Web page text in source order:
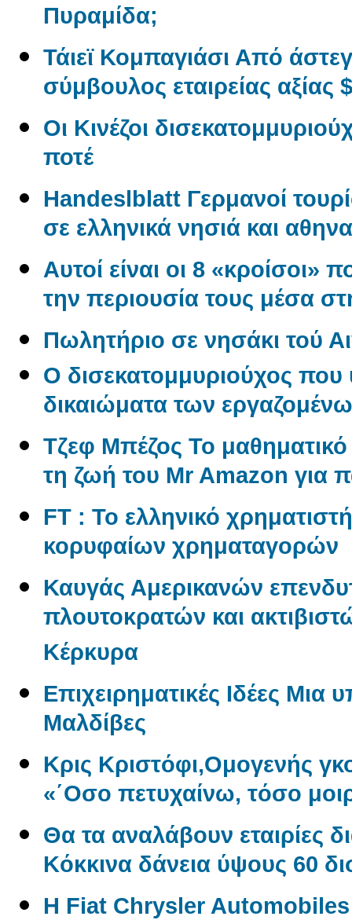
Πυραμίδα;
Τάιεϊ Κομπαγιάσι Από
σύμβουλος εταιρείας αξίας
Οι Κινέζοι
ποτέ
Handeslblatt Γερμανοί
σε ελληνικά νησιά και
Αυτοί είναι οι 8 «κροίσοι»
την περιουσία τους μέσα
Πωλητήριο σε νησάκι τού
O δισεκατομμυριούχος που
δικαιώματα των
Tζεφ Μπέζος Το
τη ζωή του Mr Amazon για
FT : Το ελληνικό
κορυφαίων χρηματαγορών
Καυγάς Αμερικανών
πλουτοκρατών και
Κέρκυρα
Επιχειρηματικές Ιδέες Μια
Μαλδίβες
Κρις Κριστόφι,Ομογενής
«΄Οσο πετυχαίνω, τόσο
Θα τα αναλάβουν εταιρίες
Kόκκινα δάνεια ύψους 60
Η Fiat Chrysler Automobiles